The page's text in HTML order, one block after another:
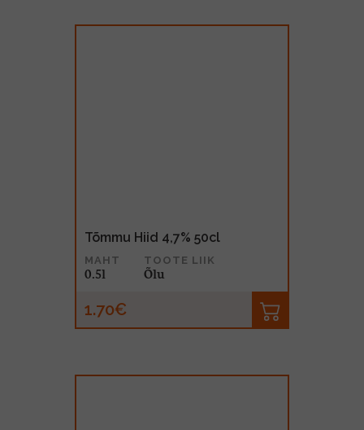
Tõmmu Hiid 4,7% 50cl
MAHT
0.5l
TOOTE LIIK
Õlu
1.70€